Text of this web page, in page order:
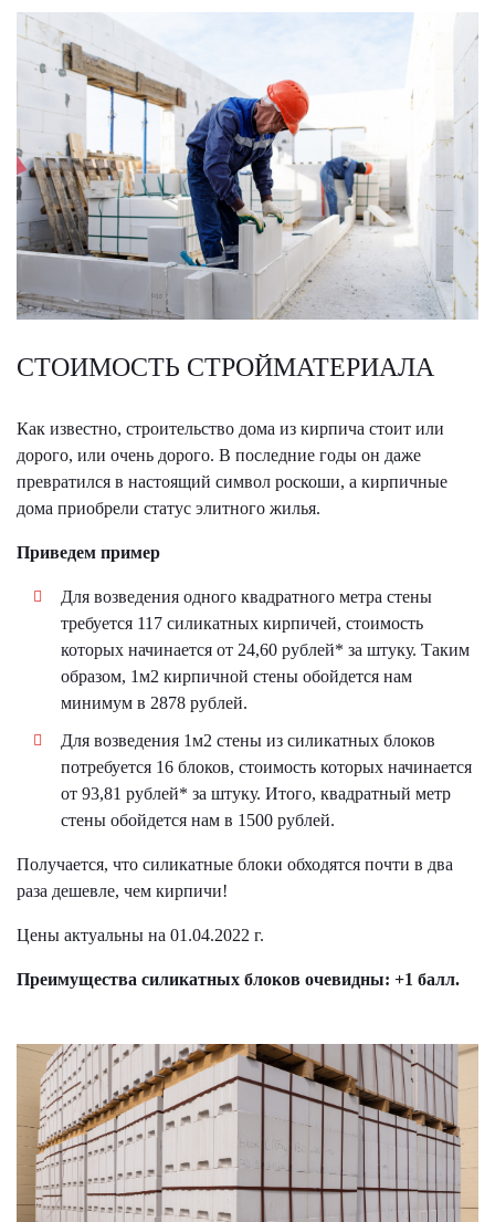
СТОИМОСТЬ СТРОЙМАТЕРИАЛА
Как известно, строительство дома из кирпича стоит или
дорого, или очень дорого. В последние годы он даже
превратился в настоящий символ роскоши, а кирпичные
дома приобрели статус элитного жилья.
Приведем пример
Для возведения одного квадратного метра стены
требуется 117 силикатных кирпичей, стоимость
которых начинается от 24,60 рублей* за штуку. Таким
образом, 1м2 кирпичной стены обойдется нам
минимум в 2878 рублей.
Для возведения 1м2 стены из силикатных блоков
потребуется 16 блоков, стоимость которых начинается
от 93,81 рублей* за штуку. Итого, квадратный метр
стены обойдется нам в 1500 рублей.
Получается, что силикатные блоки обходятся почти в два
раза дешевле, чем кирпичи!
Цены актуальны на 01.04.2022 г.
Преимущества силикатных блоков очевидны: +1 балл.